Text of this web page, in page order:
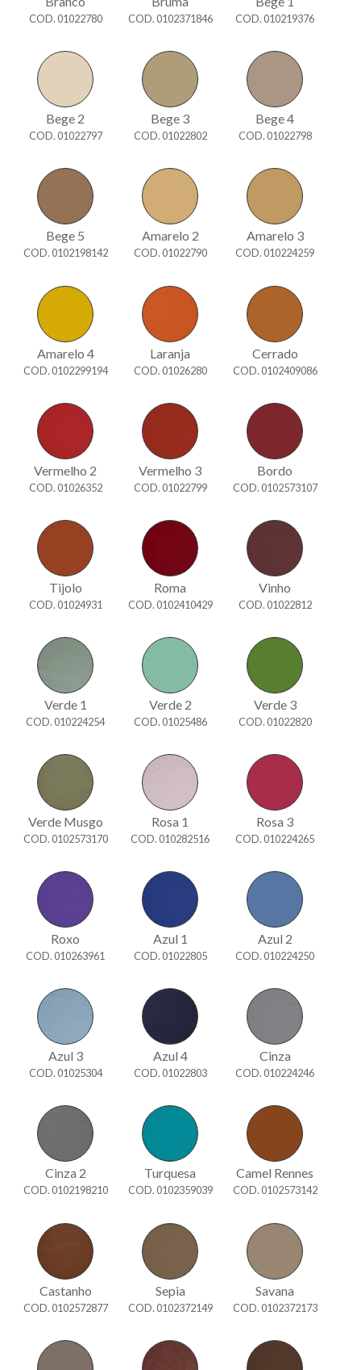
COD. 01022780 COD. 0102371846 COD. 010219376
Bege 2
COD. 01022797
Bege 3
COD. 01022802
Bege 4
COD. 01022798
Bege 5
COD. 0102198142
Amarelo 2
COD. 01022790
Amarelo 3
COD. 010224259
Amarelo 4
COD. 0102299194
Laranja
COD. 01026280
Cerrado
COD. 0102409086
Vermelho 2
COD. 01026352
Vermelho 3
COD. 01022799
Bordo
COD. 0102573107
Tijolo
COD. 01024931
Roma
COD. 0102410429
Vinho
COD. 01022812
Verde 1
COD. 010224254
Verde 2
COD. 01025486
Verde 3
COD. 01022820
Verde Musgo
COD. 0102573170
Rosa 1
COD. 010282516
Rosa 3
COD. 010224265
Roxo
COD. 010263961
Azul 1
COD. 01022805
Azul 2
COD. 010224250
Azul 3
COD. 01025304
Azul 4
COD. 01022803
Cinza
COD. 010224246
Cinza 2
COD. 0102198210
Turquesa
COD. 0102359039
Camel Rennes
COD. 0102573142
Castanho
COD. 0102572877
Sepia
COD. 0102372149
Savana
COD. 0102372173